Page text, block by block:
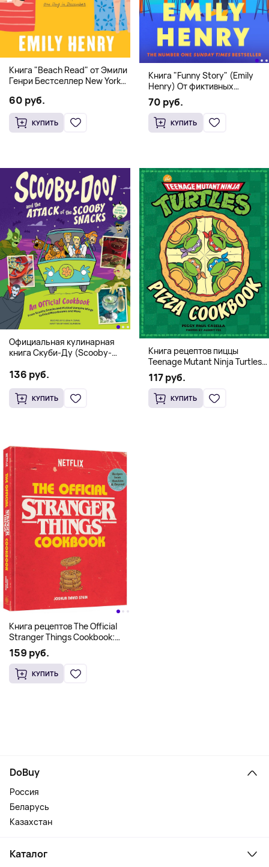
Книга "Beach Read" от Эмили
Генри Бестселлер New York
60 руб.
КУПИТЬ
Книга "Funny Story" (Emily
Henry) От фиктивных
свиданий к реальной любви
70 руб.
КУПИТЬ
Официальная кулинарная
книга Скуби-Ду (Scooby-
Scooby Snacks), Твердый
136 руб.
КУПИТЬ
Книга рецептов пиццы
Teenage Mutant Ninja Turtles
Pizza Cookbook (На
английском)
117 руб.
КУПИТЬ
Книга рецептов The Official
Stranger Things Cookbook:
Recipes from Hawkins and
Beyond (На английском)
159 руб.
КУПИТЬ
DoBuy
Россия
Беларусь
Казахстан
Каталог